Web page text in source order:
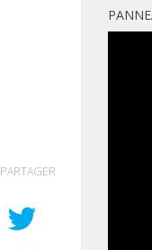
PARTAGER